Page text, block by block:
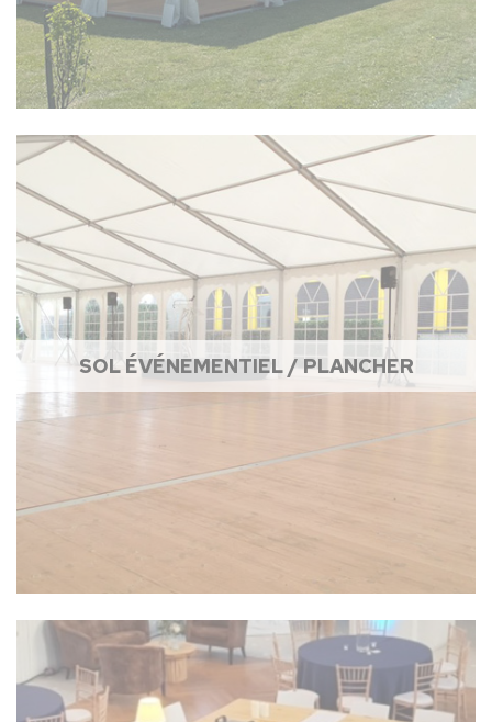
SOL ÉVÉNEMENTIEL / PLANCHER